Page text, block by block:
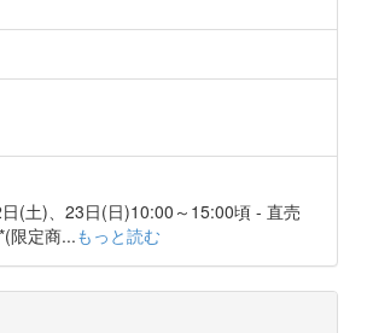
(土)、23日(日)10:00～15:00頃 - 直売
限定商...もっと読む